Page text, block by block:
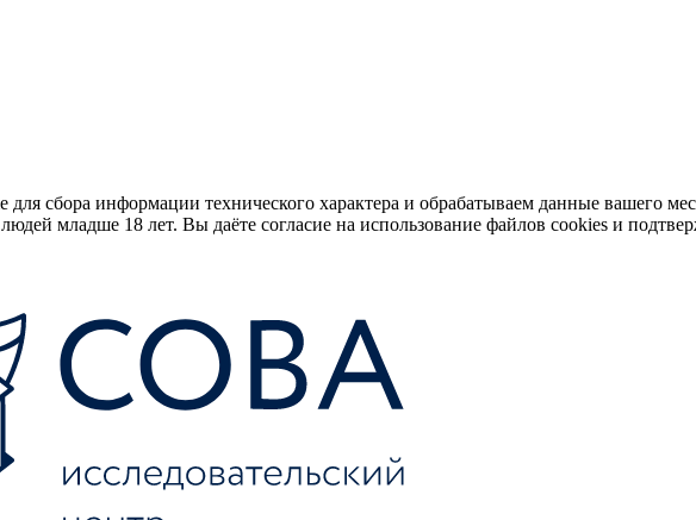
сбора информации технического характера и обрабатываем данные вашего
младше 18 лет. Вы даёте согласие на использование файлов cookies и